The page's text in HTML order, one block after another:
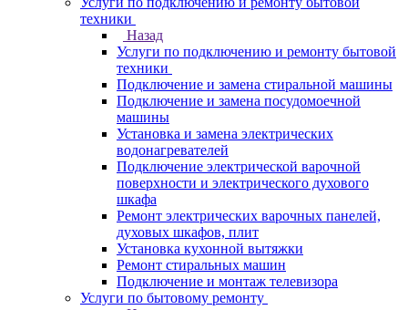
техники
Назад
Услуги по подключению и ремонту бытовой
техники
Подключение и замена стиральной машины
Подключение и замена посудомоечной
машины
Установка и замена электрических
водонагревателей
Подключение электрической варочной
поверхности и электрического духового
шкафа
Ремонт электрических варочных панелей,
духовых шкафов, плит
Установка кухонной вытяжки
Ремонт стиральных машин
Подключение и монтаж телевизора
Услуги по бытовому ремонту